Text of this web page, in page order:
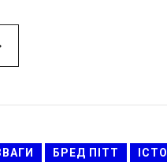
БРЕД ПІТТ